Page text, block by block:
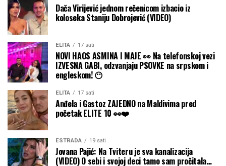
Dača Virijević jednom rečenicom izbacio iz
koloseka Staniju Dobrojević (VIDEO)
ELITA 17 sati
NOVI HAOS ASMINA I MAJE 👀 Na telefonskoj vezi
IZVESNA GABI, odzvanjaju PSOVKE na srpskom i
engleskom! 😶
ELITA 17 sati
Anđela i Gastoz ZAJEDNO na Maldivima pred
početak ELITE 10 👀❤️
ESTRADA 19 sati
Jovana Pajić: Na Tviteru je sva kanalizacija
(VIDEO) O sebi i svojoj deci tamo sam pročitala…